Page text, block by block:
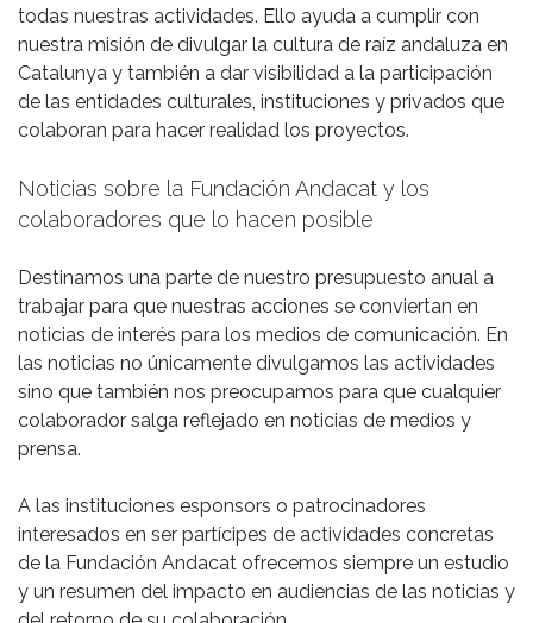
todas nuestras actividades. Ello ayuda a cumplir con
nuestra misión de divulgar la cultura de raíz andaluza en
Catalunya y también a dar visibilidad a la participación
de las entidades culturales, instituciones y privados que
colaboran para hacer realidad los proyectos.
Noticias sobre la Fundación Andacat y los
colaboradores que lo hacen posible
Destinamos una parte de nuestro presupuesto anual a
trabajar para que nuestras acciones se conviertan en
noticias de interés para los medios de comunicación. En
las noticias no únicamente divulgamos las actividades
sino que también nos preocupamos para que cualquier
colaborador salga reflejado en noticias de medios y
prensa.
A las instituciones esponsors o patrocinadores
interesados en ser partícipes de actividades concretas
de la Fundación Andacat ofrecemos siempre un estudio
y un resumen del impacto en audiencias de las noticias y